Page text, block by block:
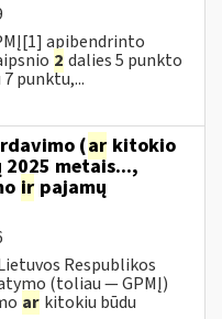
apibendrinto
2 dalies 5 punkto
punktu,...
(ar kitokio
metais...,
ir pajamų
Respublikos
(toliau — GPMĮ)
ar kitokiu būdu